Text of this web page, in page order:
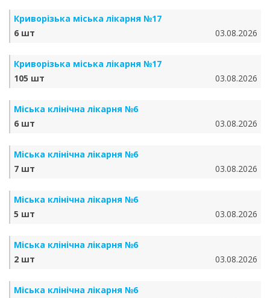
Криворізька міська лікарня №17
6 шт
03.08.2026
Криворізька міська лікарня №17
105 шт
03.08.2026
Міська клінічна лікарня №6
6 шт
03.08.2026
Міська клінічна лікарня №6
7 шт
03.08.2026
Міська клінічна лікарня №6
5 шт
03.08.2026
Міська клінічна лікарня №6
2 шт
03.08.2026
Міська клінічна лікарня №6